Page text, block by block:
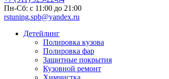
Пн-Сб: c 11:00 до 21:00
rstuning.spb@yandex.ru
Детейлинг
Полировка кузова
Полировка фар
Защитные покрытия
Кузовной ремонт
Химчистка